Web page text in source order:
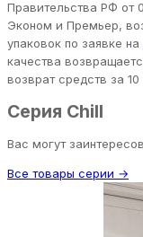
Правительства РФ от
Эконом и Премьер,
упаковок по заявке на
качества
возврат средств за
Серия Chill
Вас могут
Все товары серии →